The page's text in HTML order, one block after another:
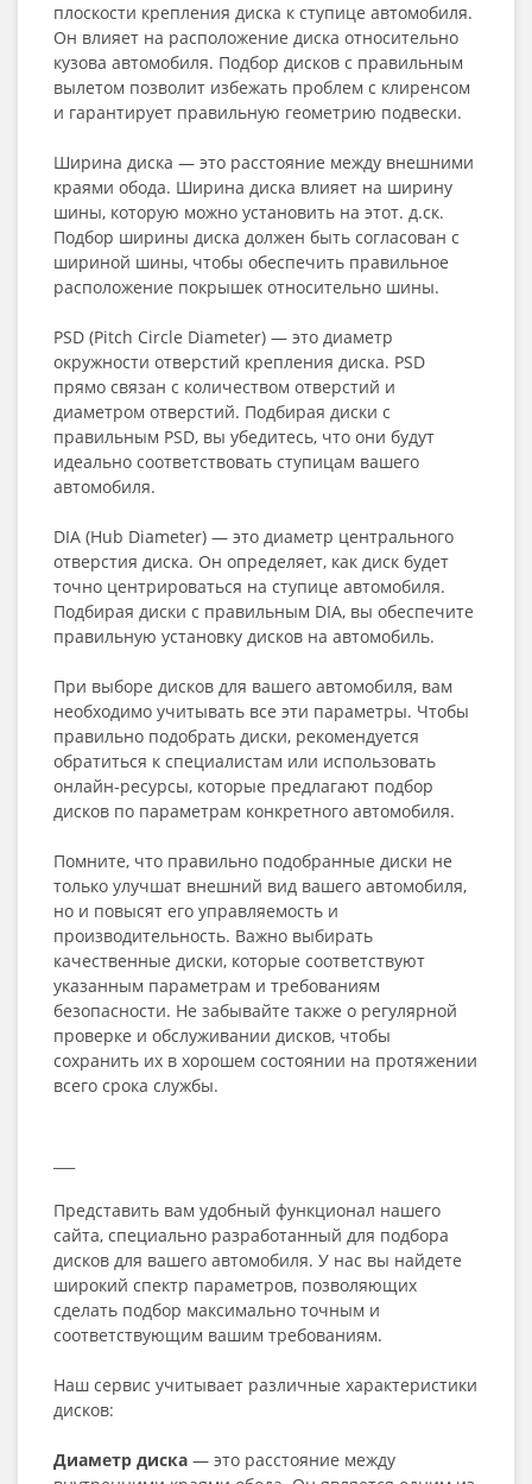
плоскости крепления диска к ступице автомобиля.
Он влияет на расположение диска относительно
кузова автомобиля. Подбор дисков с правильным
вылетом позволит избежать проблем с клиренсом
и гарантирует правильную геометрию подвески.
Ширина диска — это расстояние между внешними
краями обода. Ширина диска влияет на ширину
шины, которую можно установить на этот. д.ск.
Подбор ширины диска должен быть согласован с
шириной шины, чтобы обеспечить правильное
расположение покрышек относительно шины.
PSD (Pitch Circle Diameter) — это диаметр
окружности отверстий крепления диска. PSD
прямо связан с количеством отверстий и
диаметром отверстий. Подбирая диски с
правильным PSD, вы убедитесь, что они будут
идеально соответствовать ступицам вашего
автомобиля.
DIA (Hub Diameter) — это диаметр центрального
отверстия диска. Он определяет, как диск будет
точно центрироваться на ступице автомобиля.
Подбирая диски с правильным DIA, вы обеспечите
правильную установку дисков на автомобиль.
При выборе дисков для вашего автомобиля, вам
необходимо учитывать все эти параметры. Чтобы
правильно подобрать диски, рекомендуется
обратиться к специалистам или использовать
онлайн-ресурсы, которые предлагают подбор
дисков по параметрам конкретного автомобиля.
Помните, что правильно подобранные диски не
только улучшат внешний вид вашего автомобиля,
но и повысят его управляемость и
производительность. Важно выбирать
качественные диски, которые соответствуют
указанным параметрам и требованиям
безопасности. Не забывайте также о регулярной
проверке и обслуживании дисков, чтобы
сохранить их в хорошем состоянии на протяжении
всего срока службы.
Представить вам удобный функционал нашего
сайта, специально разработанный для подбора
дисков для вашего автомобиля. У нас вы найдете
широкий спектр параметров, позволяющих
сделать подбор максимально точным и
соответствующим вашим требованиям.
Наш сервис учитывает различные характеристики
дисков:
Диаметр диска — это расстояние между